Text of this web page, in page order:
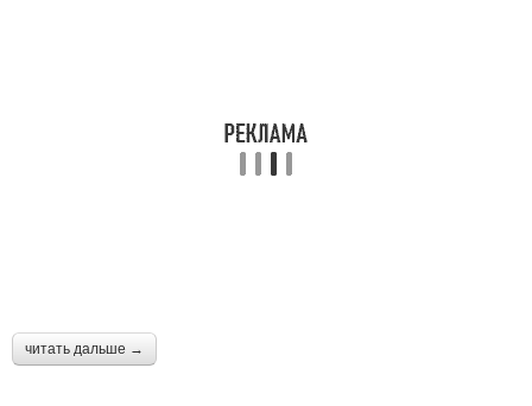
читать дальше →